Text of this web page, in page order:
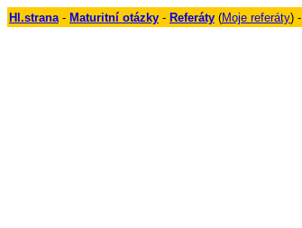
Hl.strana- Maturitní otázky - Referáty (Moje referáty) -